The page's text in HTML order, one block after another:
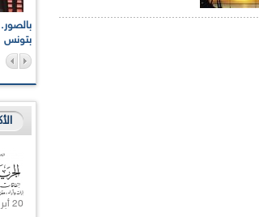
بتونس
20 أبريل 2021 |